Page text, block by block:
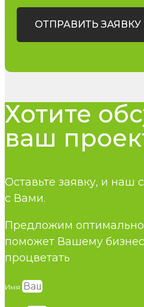
ОТПРАВИТЬ ЗАЯВКУ
Хотите
ваш
Оставьте заявку, и наш
с Вами.
Предложим
поможет Вашему
процветать
Имя